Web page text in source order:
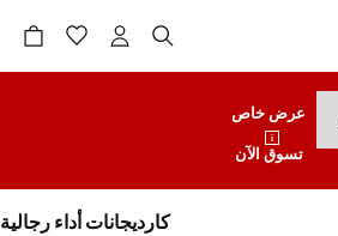
عرض خاص
تسوق الآن
كارديجانات أداء رجالية